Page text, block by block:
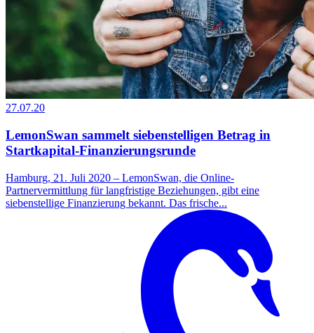
27.07.20
LemonSwan sammelt siebenstelligen Betrag in
Startkapital-Finanzierungsrunde
Hamburg, 21. Juli 2020 – LemonSwan, die Online-
Partnervermittlung für langfristige Beziehungen, gibt eine
siebenstellige Finanzierung bekannt. Das frische...